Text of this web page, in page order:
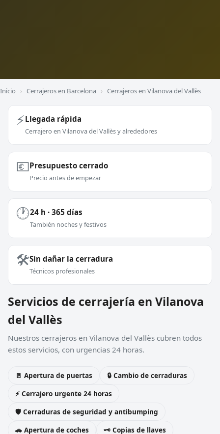
Inicio › Cerrajeros en Barcelona › Cerrajeros en Vilanova del Vallès
⚡Llegada rápida
Cerrajero en Vilanova del Vallès y alrededores
💶Presupuesto cerrado
Precio antes de empezar
🕐24 h · 365 días
También noches y festivos
🛠️Sin dañar la cerradura
Técnicos profesionales
Servicios de cerrajería en Vilanova
del Vallès
Nuestros cerrajeros en Vilanova del Vallès cubren todos
estos servicios, con urgencias 24 horas.
🚪 Apertura de puertas
🔒 Cambio de cerraduras
⚡ Cerrajero urgente 24 horas
🛡️ Cerraduras de seguridad y antibumping
🚗 Apertura de coches
🗝️ Copias de llaves